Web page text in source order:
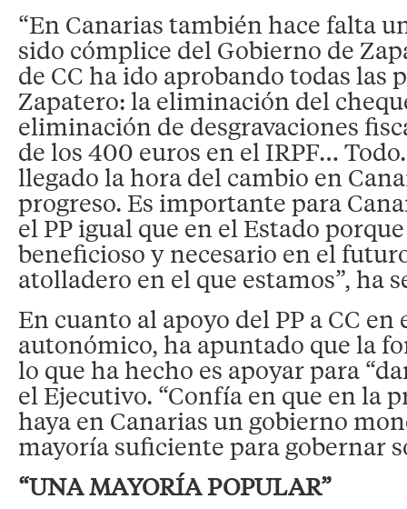
“En Canarias también hace falta
sido cómplice del Gobierno de
de CC ha ido aprobando todas las
Zapatero: la eliminación del
eliminación de desgravaciones
de los 400 euros en el IRPF…
llegado la hora del cambio en
progreso. Es importante para
el PP igual que en el Estado
beneficioso y necesario en el
atolladero en el que estamos”, ha
En cuanto al apoyo del PP a CC en
autonómico, ha apuntado que la
lo que ha hecho es apoyar para
el Ejecutivo. “Confía en que en la
haya en Canarias un gobierno
mayoría suficiente para gobernar
“UNA MAYORÍA POPULAR”